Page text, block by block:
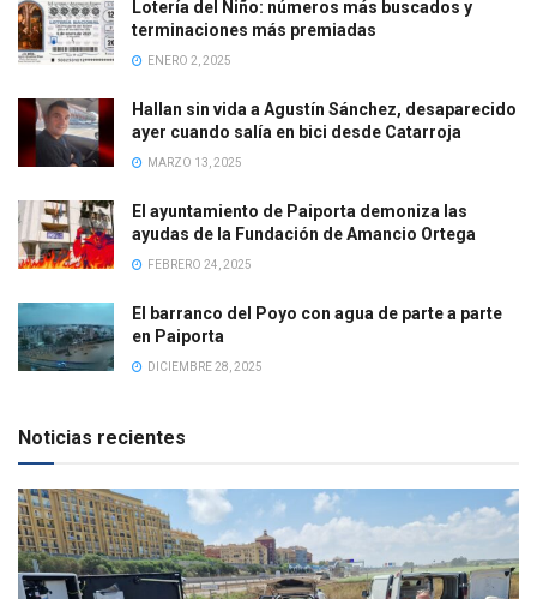
Lotería del Niño: números más buscados y
terminaciones más premiadas
ENERO 2, 2025
Hallan sin vida a Agustín Sánchez, desaparecido
ayer cuando salía en bici desde Catarroja
MARZO 13, 2025
El ayuntamiento de Paiporta demoniza las
ayudas de la Fundación de Amancio Ortega
FEBRERO 24, 2025
El barranco del Poyo con agua de parte a parte
en Paiporta
DICIEMBRE 28, 2025
Noticias recientes